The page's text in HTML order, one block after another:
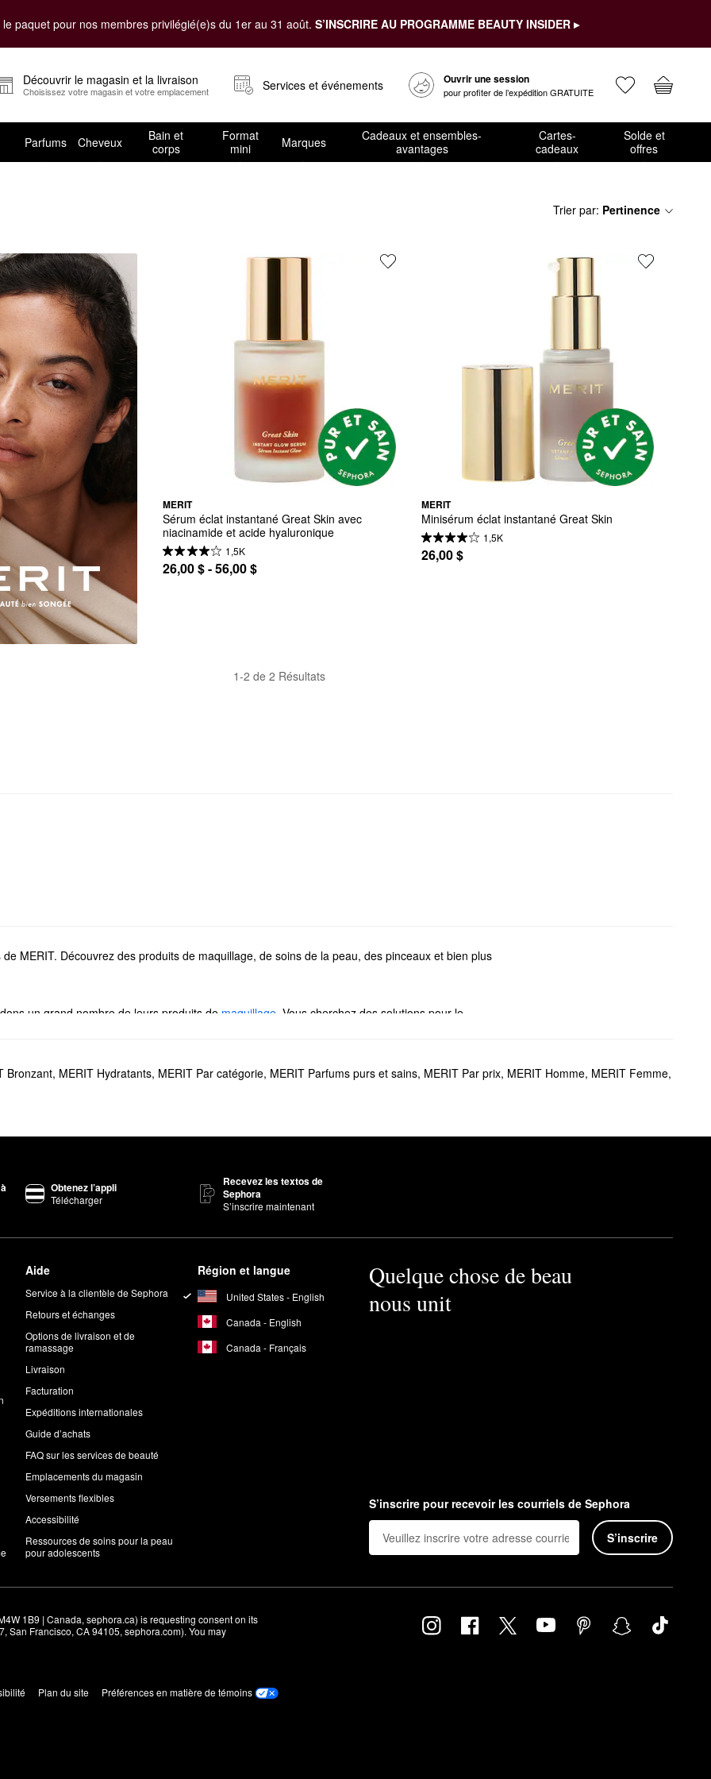
paquet pour nos membres privilégié(e)s du 1er au 31 août. S’INSCRIRE AU PROGRAMME BEAUTY INSIDER ▸
Découvrir le magasin et la livraison
Choisissez votre magasin et votre emplacement Services et événements Ouvrir une session
pour profiter de l’expédition GRATUITE
Parfums Cheveux
Bain et
corps
Format
mini
Marques
Cadeaux et ensembles-
avantages
Cartes-
cadeaux
Solde et
offres
Trier par: Pertinence
MERIT
Sérum éclat instantané Great Skin avec
niacinamide et acide hyaluronique
1,5K
26,00 $ - 56,00 $
MERIT
Minisérum éclat instantané Great Skin
1,5K
26,00 $
1-2 de 2 Résultats
MERIT. Découvrez des produits de maquillage, de soins de la peau, des pinceaux et bien plus
un grand nombre de leurs produits de maquillage . Vous cherchez des solutions pour le
pour les sourcils.
de couleur diaphane étonnante. L'huile d'églantier et le beurre de karité contribuent
plus saine.
.
de MERIT?
MERIT The Minimalist directement sur votre peau. Estomper avec le
lèvres. Utiliser les doigts pour estomper en vue d’une couleur qui dure toute la journée.
Bronzant, MERIT Hydratants, MERIT Par catégorie, MERIT Parfums purs et sains, MERIT Par prix, MERIT Homme, MERIT Femme,
Obtenez l’appli
Télécharger
Recevez les textos de
Sephora
S’inscrire maintenant
Aide
Service à la clientèle de Sephora
Retours et échanges
Options de livraison et de
ramassage
Livraison
Facturation
Expéditions internationales
Guide d’achats
FAQ sur les services de beauté
Emplacements du magasin
Versements flexibles
Accessibilité
Ressources de soins pour la peau
pour adolescents
Région et langue
United States - English
Canada - English
Canada - Français
Quelque chose de beau
nous unit
S’inscrire pour recevoir les courriels de Sephora
S’inscrire
1B9 | Canada, sephora.ca) is requesting consent on its
San Francisco, CA 94105, sephora.com). You may
Plan du site
Préférences en matière de témoins